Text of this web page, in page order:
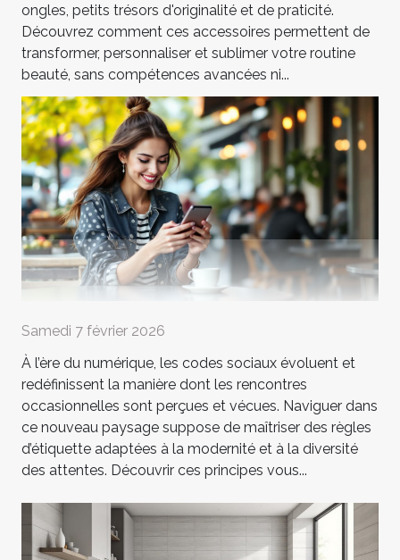
ongles, petits trésors d'originalité et de praticité.
Découvrez comment ces accessoires permettent de
transformer, personnaliser et sublimer votre routine
beauté, sans compétences avancées ni...
Samedi 7 février 2026
À l’ère du numérique, les codes sociaux évoluent et
redéfinissent la manière dont les rencontres
occasionnelles sont perçues et vécues. Naviguer dans
ce nouveau paysage suppose de maîtriser des règles
d’étiquette adaptées à la modernité et à la diversité
des attentes. Découvrir ces principes vous...